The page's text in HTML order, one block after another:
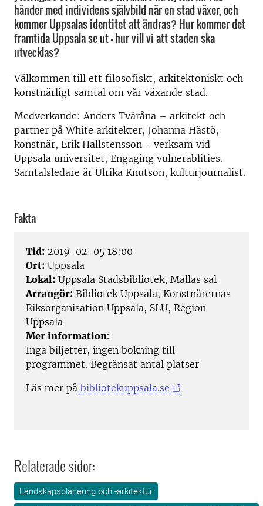
händer med individens självbild när en stad växer, och
kommer Uppsalas identitet att ändras? Hur kommer det
framtida Uppsala se ut – hur vill vi att staden ska
utvecklas?
Välkommen till ett filosofiskt, arkitektoniskt och
konstnärligt samtal om vår växande stad.
Medverkande: Anders Tväråna – arkitekt och
partner på White arkitekter, Johanna Hästö,
konstnär, Erik Hallstensson - verksam vid
Uppsala universitet, Engaging vulnerablities.
Samtalsledare är Ulrika Knutson, kulturjournalist.
Fakta
Tid: 2019-02-05 18:00
Ort: Uppsala
Lokal: Uppsala Stadsbibliotek, Mallas sal
Arrangör: Bibliotek Uppsala, Konstnärernas
Riksorganisation Uppsala, SLU, Region
Uppsala
Mer information:
Inga biljetter, ingen bokning till
programmet. Begränsat antal platser
Läs mer på bibliotekuppsala.se
Relaterade sidor:
Landskapsplanering och -arkitektur